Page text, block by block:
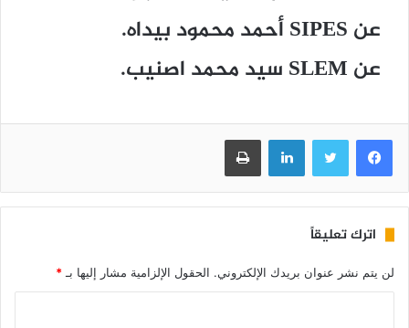
عن SIPES أحمد محمود بيداه.
عن SLEM سيد محمد اصنيب.
فيسبوك تويتر لينكدإن طباعة
اترك تعليقاً
لن يتم نشر عنوان بريدك الإلكتروني. الحقول الإلزامية مشار إليها بـ *